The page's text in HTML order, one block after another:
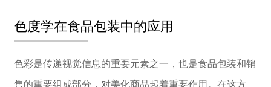
ENGLISH
色度学在食品包装中的应用
色彩是传递视觉信息的重要元素之一，也是食品包装和销
售的重要组成部分，对美化商品起着重要作用。在这方